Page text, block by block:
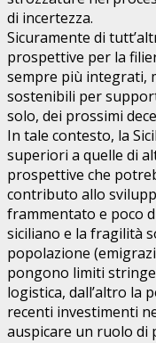
di incertezza.
Sicuramente di
prospettive per la
sempre più integrati,
sostenibili per
solo, dei prossimi
In tale contesto, la
superiori a quelle di
prospettive che
contributo allo
frammentato e poco
siciliano e la fragilità
popolazione
pongono limiti
logistica, dall’altro la
recenti investimenti
auspicare un ruolo di